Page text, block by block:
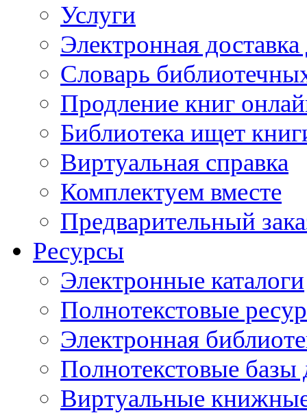
Услуги
Электронная
Словарь
Продление книг
Библиотека ищет
Виртуальная справка
Комплектуем вместе
Предварительный
Ресурсы
Электронные каталоги
Полнотекстовые
Электронная
Полнотекстовые
Виртуальные